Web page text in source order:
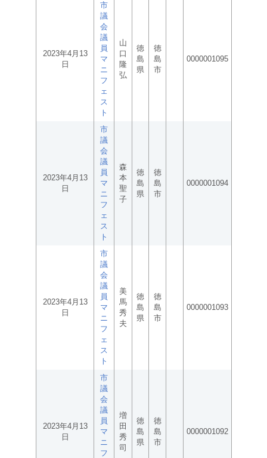
2023年4月13
日
市
議
会
議
員
マ
ニ
フ
ェ
ス
ト
山
口
隆
弘
徳
島
県
徳
島
市
0000001095
2023年4月13
日
市
議
会
議
員
マ
ニ
フ
ェ
ス
ト
森
本
聖
子
徳
島
県
徳
島
市
0000001094
2023年4月13
日
市
議
会
議
員
マ
ニ
フ
ェ
ス
ト
美
馬
秀
夫
徳
島
県
徳
島
市
0000001093
2023年4月13
日
市
議
会
議
員
マ
ニ
フ
増
田
秀
司
徳
島
県
徳
島
市
0000001092